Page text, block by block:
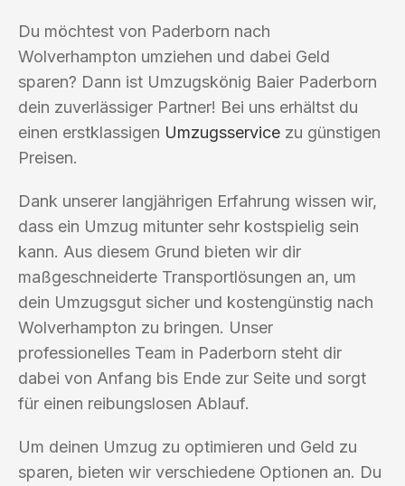
Du möchtest von Paderborn nach
Wolverhampton umziehen und dabei Geld
sparen? Dann ist Umzugskönig Baier Paderborn
dein zuverlässiger Partner! Bei uns erhältst du
einen erstklassigen Umzugsservice zu günstigen
Preisen.
Dank unserer langjährigen Erfahrung wissen wir,
dass ein Umzug mitunter sehr kostspielig sein
kann. Aus diesem Grund bieten wir dir
maßgeschneiderte Transportlösungen an, um
dein Umzugsgut sicher und kostengünstig nach
Wolverhampton zu bringen. Unser
professionelles Team in Paderborn steht dir
dabei von Anfang bis Ende zur Seite und sorgt
für einen reibungslosen Ablauf.
Um deinen Umzug zu optimieren und Geld zu
sparen, bieten wir verschiedene Optionen an. Du